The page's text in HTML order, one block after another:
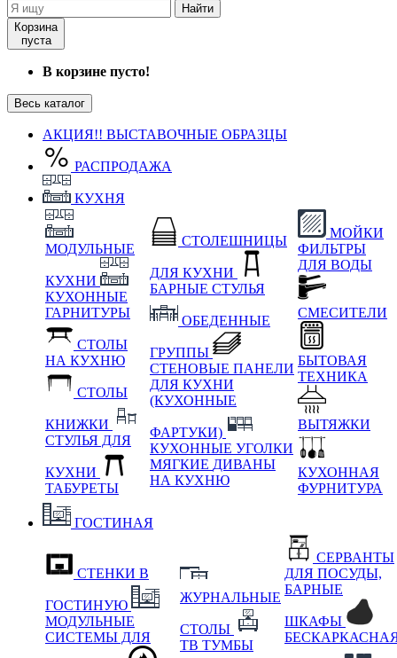
Найти
Корзина
пуста
В корзине пусто!
Весь каталог
АКЦИЯ!! ВЫСТАВОЧНЫЕ ОБРАЗЦЫ
РАСПРОДАЖА
КУХНЯ
МОДУЛЬНЫЕ
КУХНИ
КУХОННЫЕ
ГАРНИТУРЫ
СТОЛЫ
НА КУХНЮ
СТОЛЫ
КНИЖКИ
СТУЛЬЯ ДЛЯ
КУХНИ
ТАБУРЕТЫ
СТОЛЕШНИЦЫ
ДЛЯ КУХНИ
БАРНЫЕ СТУЛЬЯ
ОБЕДЕННЫЕ
ГРУППЫ
СТЕНОВЫЕ ПАНЕЛИ
ДЛЯ КУХНИ
(КУХОННЫЕ
ФАРТУКИ)
КУХОННЫЕ УГОЛКИ
МЯГКИЕ ДИВАНЫ
НА КУХНЮ
МОЙКИ
ФИЛЬТРЫ
ДЛЯ ВОДЫ
СМЕСИТЕЛИ
БЫТОВАЯ
ТЕХНИКА
ВЫТЯЖКИ
КУХОННАЯ
ФУРНИТУРА
ГОСТИНАЯ
СТЕНКИ В
ГОСТИНУЮ
МОДУЛЬНЫЕ
СИСТЕМЫ ДЛЯ
ЖУРНАЛЬНЫЕ
СТОЛЫ
ТВ ТУМБЫ
СЕРВАНТЫ
ДЛЯ ПОСУДЫ,
БАРНЫЕ
ШКАФЫ